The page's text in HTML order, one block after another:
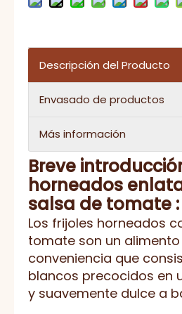
Descripción del Producto
Envasado de productos
Más información
Breve
horneados
salsa de tomate :
Los frijoles horneados
tomate son un
conveniencia que
blancos precocidos en
y suavemente dulce a